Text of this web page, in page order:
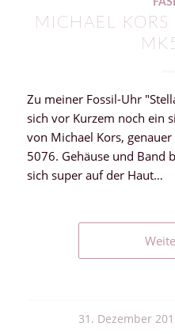
MICHAEL
Zu meiner Fossil-Uhr
sich vor Kurzem noch ein
von Michael Kors,
5076. Gehäuse und Band
sich super auf der Haut…
31. Dezember
/